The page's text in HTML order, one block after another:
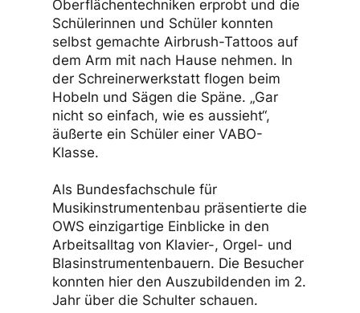
Oberflächentechniken erprobt und die
Schülerinnen und Schüler konnten
selbst gemachte Airbrush-Tattoos auf
dem Arm mit nach Hause nehmen. In
der Schreinerwerkstatt flogen beim
Hobeln und Sägen die Späne. „Gar
nicht so einfach, wie es aussieht“,
äußerte ein Schüler einer VABO-
Klasse.
Als Bundesfachschule für
Musikinstrumentenbau präsentierte die
OWS einzigartige Einblicke in den
Arbeitsalltag von Klavier-, Orgel- und
Blasinstrumentenbauern. Die Besucher
konnten hier den Auszubildenden im 2.
Jahr über die Schulter schauen.